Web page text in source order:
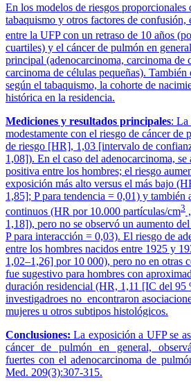
En los modelos de riesgos proporcionales
tabaquismo y otros factores de confusión,
entre la UFP con un retraso de 10 años
cuartiles) y el cáncer de pulmón en
principal (adenocarcinoma, carcinoma de
carcinoma de células pequeñas).
según el tabaquismo, la cohorte de
histórica en la residencia.
Mediciones y resultados principales: La
modestamente con el riesgo de cáncer de
de riesgo [HR], 1,03 [intervalo de
1,08]). En el caso del adenocarcinoma, se
positiva entre los hombres; el riesgo
exposición más alto versus el más bajo
1,85]; P para tendencia = 0,01) y también
continuos (HR por 10.000 partículas/cm3
1,18]), pero no se observó un aumento
P para interacción = 0,03). El riesgo de
entre los hombres nacidos entre 1925 y
1,02–1,26] por 10 000), pero no en otras
fue sugestivo para hombres con
duración residencial (HR, 1,11 [IC del 95
investigadroes no encontraron
mujeres u otros subtipos histológicos.
Conclusiones: La exposición a UFP se
cáncer de pulmón en general,
fuertes con el adenocarcinoma de
Med. 209(3):307-315.